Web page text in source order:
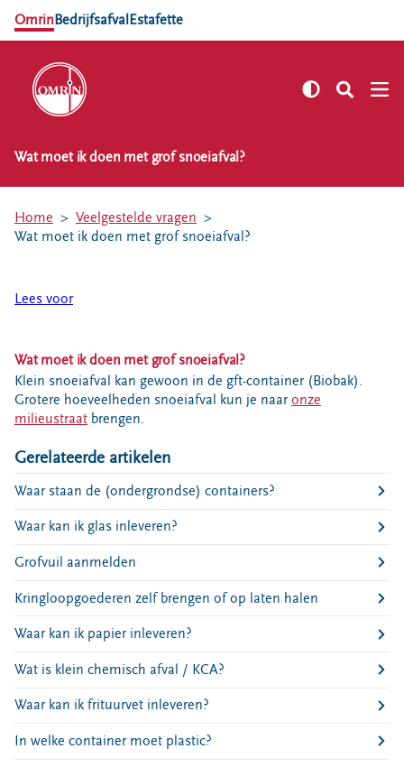
OmrinBedrijfsafval Estafette
NL EN
Afvalkalender
Milieustraten
Kringloopspullen
Afval aanmelden
Bouwcontainer huren
Ons verhaal
Nieuws
Ontdek Omrin
Over Omrin
Hier werken we aan
Ecopark De Wierde
Reststoffen Energie Centrale
Projecten
Contact
Storing, klacht of vraag
Klantenservice SYP
VeeIgestelde vragen
Wat moet ik doen met grof snoeiafval?
Home
Veelgestelde vragen
Wat moet ik doen met grof snoeiafval?
Lees voor
Wat moet ik doen met grof snoeiafval?
Klein snoeiafval kan gewoon in de gft-container (Biobak).
Grotere hoeveelheden snoeiafval kun je naaronze
milieustraat brengen.
Gerelateerde artikelen
Waar staan de (ondergrondse) containers?
Waar kan ik glas inleveren?
Grofvuil aanmelden
Kringloopgoederen zelf brengen of op laten halen
Waar kan ik papier inleveren?
Wat is klein chemisch afval / KCA?
Waar kan ik frituurvet inleveren?
In welke container moet plastic?